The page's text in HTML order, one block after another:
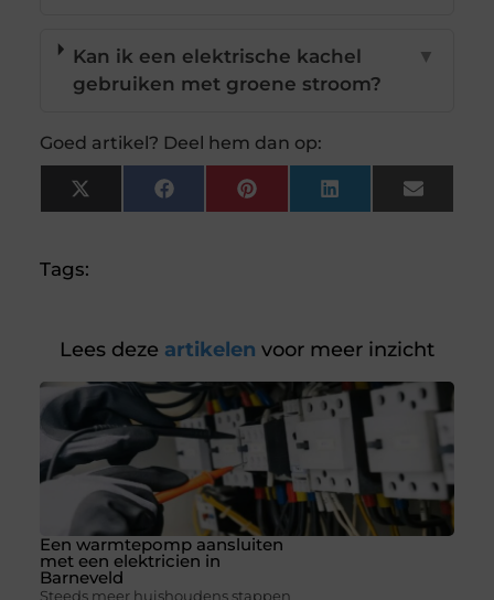
Kan ik een elektrische kachel
gebruiken met groene stroom?
▼
Goed artikel? Deel hem dan op:
X
(Twitter)
FacebookPinterestLinkedInEmail
Tags:
Lees deze artikelen voor meer inzicht
Een warmtepomp aansluiten
met een elektricien in
Barneveld
Steeds meer huishoudens stappen